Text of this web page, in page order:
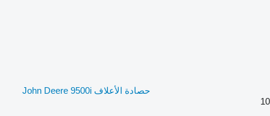
حصادة الأعلاف John Deere 9500i
10